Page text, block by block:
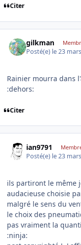
Citer
gilkman
Posté(e) le 23
Rainier mourra dans
:dehors:
Citer
ian9791
Posté(e) le 23
ils partiront le même
audacieuse choisie
malgré le sens du
le choix des
pas vraiment la
:ninja: